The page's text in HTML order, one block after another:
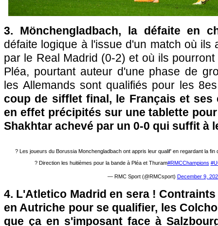
3. Mönchengladbach, la défaite en
défaite logique à l'issue d'un match où ils
par le Real Madrid (0-2) et où ils
Pléa, pourtant auteur d'une phase de
les Allemands sont qualifiés pour les
coup de sifflet final, le Français et ses
en effet précipités sur une tablette
Shakhtar achevé par un 0-0 qui suffit à
? Les joueurs du Borussia Monchengladbach ont appris leur qualif' en regardant la
? Direction les huitièmes pour la bande à Pléa et Thuram#RMCChampions
— RMC Sport (@RMCsport) December 9,
4. L'Atletico Madrid en sera !
en Autriche pour se qualifier, les
que ça en s'imposant face à